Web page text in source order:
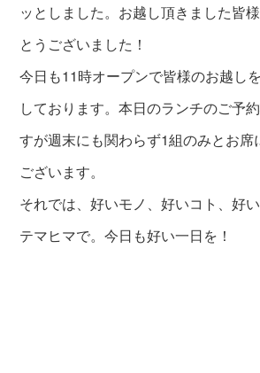
ッとしました。お越し頂きました皆
とうございました！
今日も11時オープンで皆様のお越し
しております。本日のランチのご予
すが週末にも関わらず1組のみとお席
ございます。
それでは、好いモノ、好いコト、好
テマヒマで。今日も好い一日を！